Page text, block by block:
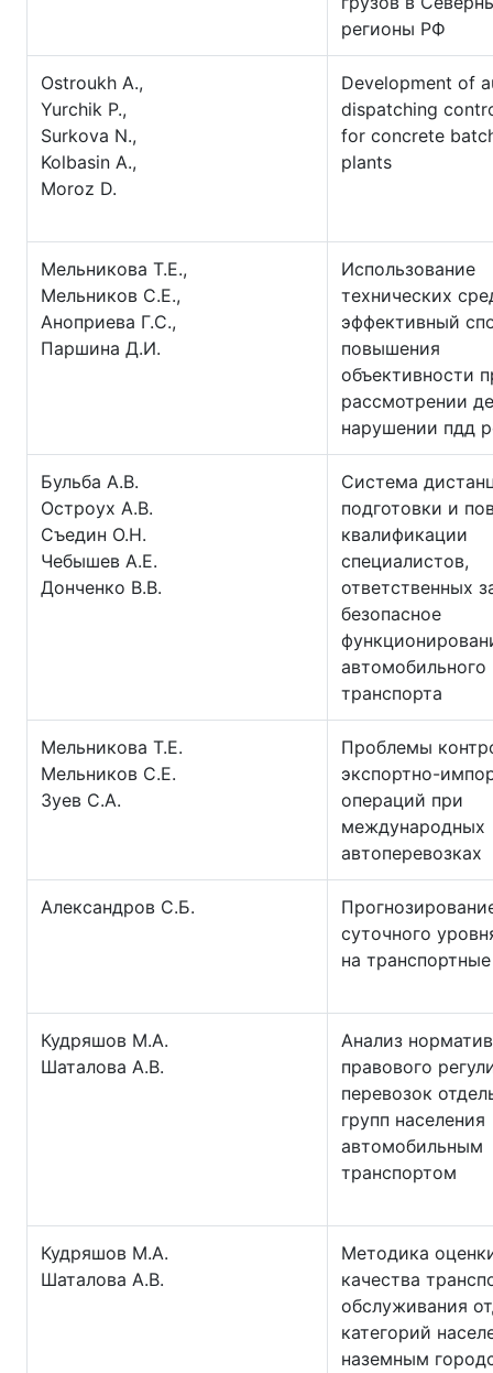
регионы РФ
Ostroukh A.,
Yurchik P.,
Surkova N.,
Kolbasin A.,
Moroz D.
Development of
dispatching
for concrete
plants
Мельникова Т.Е.,
Мельников С.Е.,
Аноприева Г.С.,
Паршина Д.И.
Использование
технических
эффективный
повышения
объективности
рассмотрении
нарушении пдд
Бульба А.В.
Остроух А.В.
Съедин О.Н.
Чебышев А.Е.
Донченко В.В.
Система
подготовки и
квалификации
специалистов,
ответственных
безопасное
автомобильного
транспорта
Мельникова Т.Е.
Мельников С.Е.
Зуев С.А.
Проблемы
экспортно-
операций при
международных
автоперевозках
Александров С.Б.
суточного
на
Кудряшов М.А.
Шаталова А.В.
Анализ
правового
перевозок
групп населения
автомобильным
транспортом
Кудряшов М.А.
Шаталова А.В.
Методика
качества
обслуживания
категорий
наземным